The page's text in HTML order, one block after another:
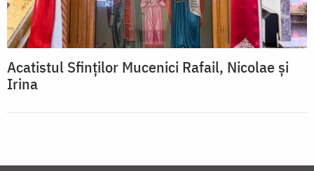
Acatistul Sfinților Mucenici Rafail, Nicolae și
Irina